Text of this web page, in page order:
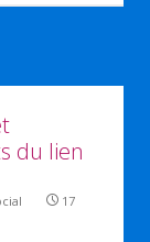
du lien
17